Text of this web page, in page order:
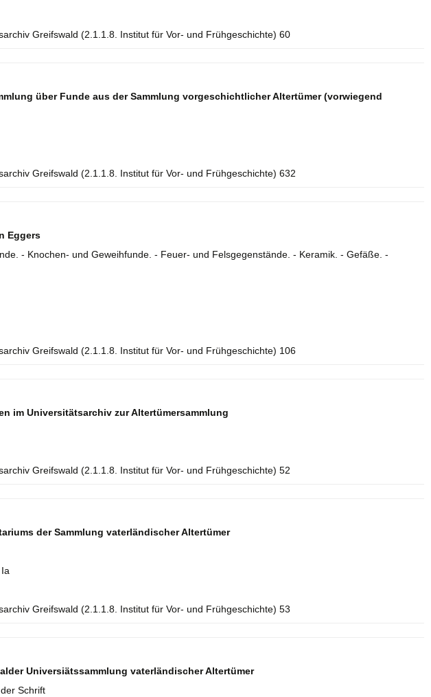
Greifswald (2.1.1.8. Institut für Vor- und Frühgeschichte) 60
über Funde aus der Sammlung vorgeschichtlicher Altertümer (vorwiegend
Greifswald (2.1.1.8. Institut für Vor- und Frühgeschichte) 632
Eggers
- Knochen- und Geweihfunde. - Feuer- und Felsgegenstände. - Keramik. - Gefäße. -
Greifswald (2.1.1.8. Institut für Vor- und Frühgeschichte) 106
im Universitätsarchiv zur Altertümersammlung
Greifswald (2.1.1.8. Institut für Vor- und Frühgeschichte) 52
der Sammlung vaterländischer Altertümer
Greifswald (2.1.1.8. Institut für Vor- und Frühgeschichte) 53
Universiätssammlung vaterländischer Altertümer
Schrift